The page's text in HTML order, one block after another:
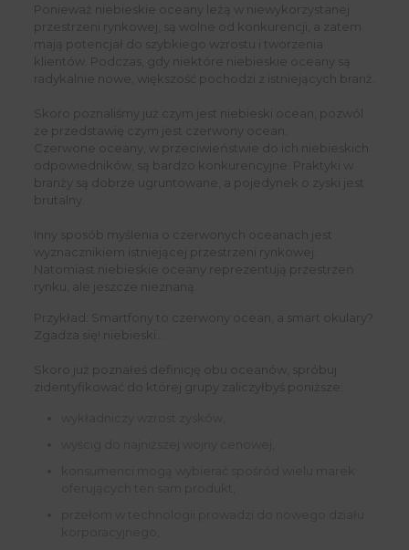
Ponieważ niebieskie oceany leżą w niewykorzystanej
przestrzeni rynkowej, są wolne od konkurencji, a zatem
mają potencjał do szybkiego wzrostu i tworzenia
klientów. Podczas, gdy niektóre niebieskie oceany są
radykalnie nowe, większość pochodzi z istniejących branż.
Skoro poznaliśmy już czym jest niebieski ocean, pozwól
że przedstawię czym jest czerwony ocean.
Czerwone oceany, w przeciwieństwie do ich niebieskich
odpowiedników, są bardzo konkurencyjne. Praktyki w
branży są dobrze ugruntowane, a pojedynek o zyski jest
brutalny.
Inny sposób myślenia o czerwonych oceanach jest
wyznacznikiem istniejącej przestrzeni rynkowej.
Natomiast niebieskie oceany reprezentują przestrzeń
rynku, ale jeszcze nieznaną.
Przykład: Smartfony to czerwony ocean, a smart okulary?
Zgadza się! niebieski…
Skoro już poznałeś definicję obu oceanów, spróbuj
zidentyfikować do której grupy zaliczyłbyś poniższe: